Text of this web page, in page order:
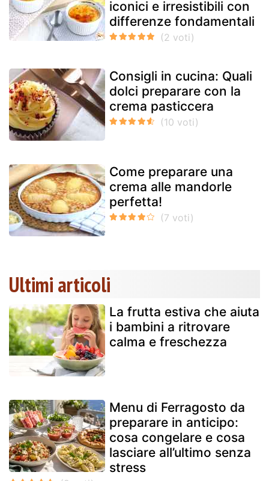
iconici e irresistibili con
differenze fondamentali
Consigli in cucina: Quali
dolci preparare con la
crema pasticcera
Come preparare una
crema alle mandorle
perfetta!
Ultimi articoli
La frutta estiva che aiuta
i bambini a ritrovare
calma e freschezza
Menu di Ferragosto da
preparare in anticipo:
cosa congelare e cosa
lasciare all’ultimo senza
stress